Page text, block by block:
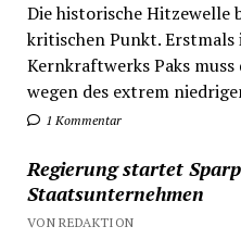
Die historische Hitzewelle
kritischen Punkt. Erstmals
Kernkraftwerks Paks
wegen des extrem
1 Kommentar
Regierung startet
Staatsunternehmen
VON REDAKTION